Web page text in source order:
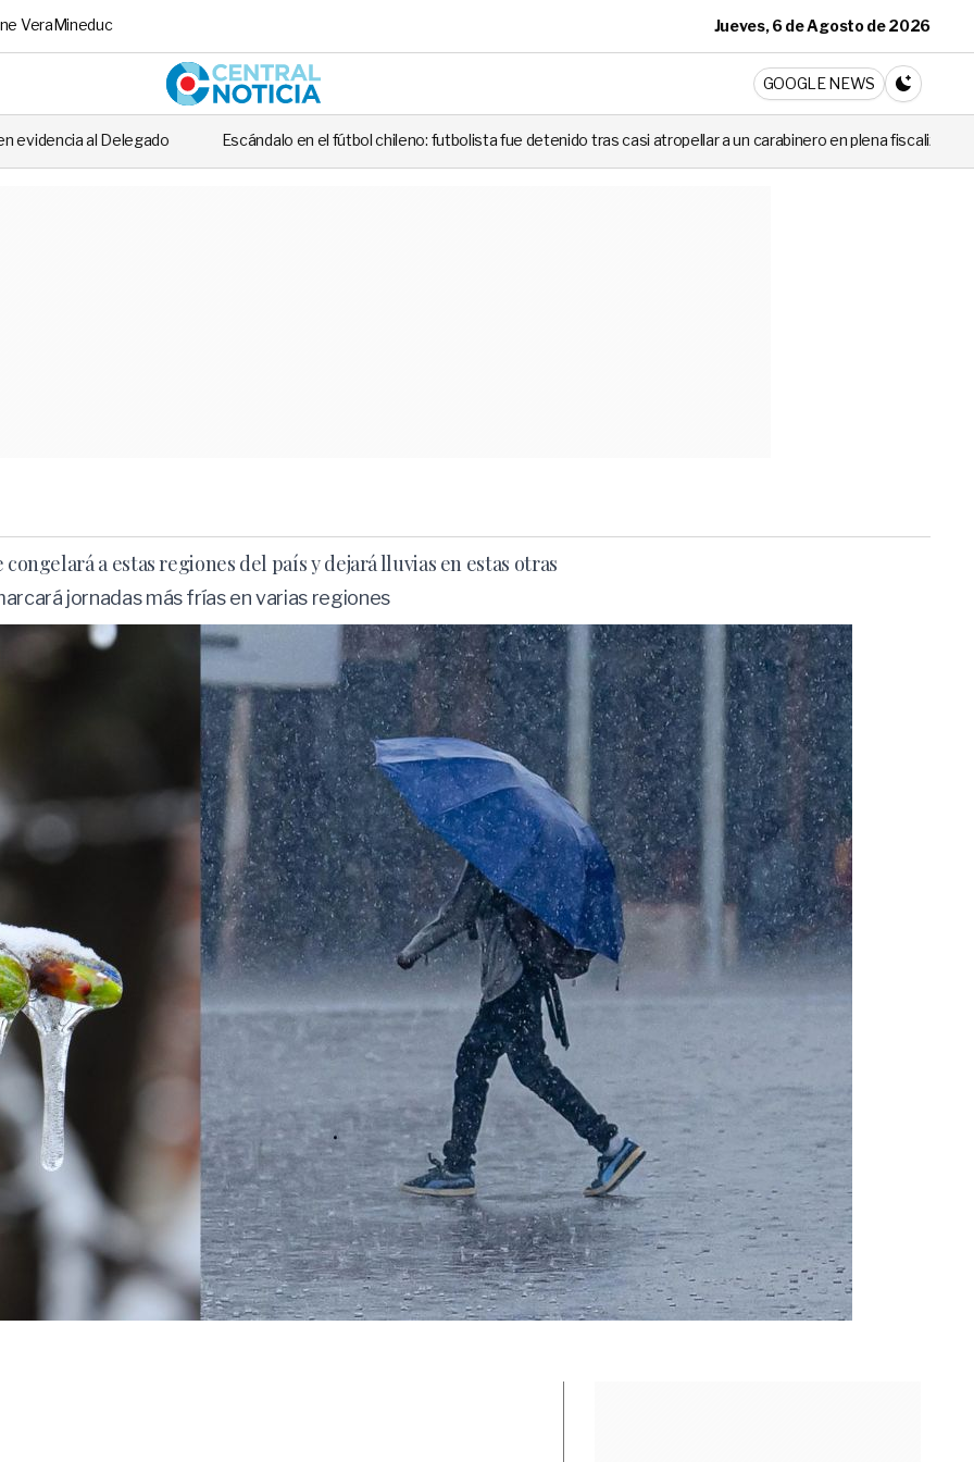
VeraMineduc Jueves, 6 de Agosto de 2026
Central Noticia
GOOGLE NEWS
CAMBIA A
Escándalo en el fútbol chileno: futbolista fue detenido tras casi atropellar a un carabinero en plena fiscalización Cortes de luz
a estas regiones del país y dejará lluvias en estas otras
jornadas más frías en varias regiones